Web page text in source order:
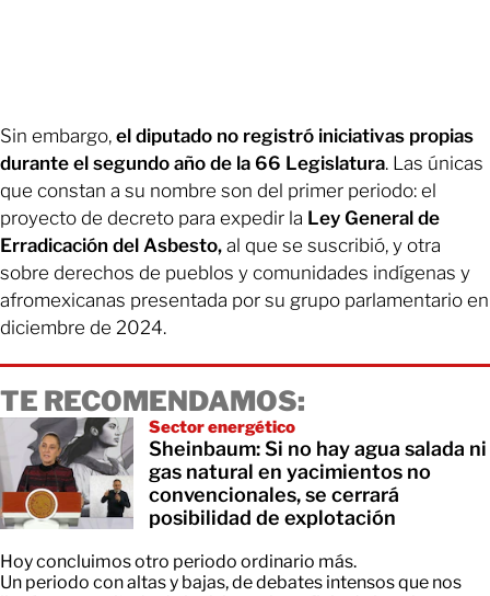
Sin embargo, el diputado no registró iniciativas propias
durante el segundo año de la 66 Legislatura. Las únicas
que constan a su nombre son del primer periodo: el
proyecto de decreto para expedir la Ley General de
Erradicación del Asbesto, al que se suscribió, y otra
sobre derechos de pueblos y comunidades indígenas y
afromexicanas presentada por su grupo parlamentario en
diciembre de 2024.
TE RECOMENDAMOS:
Sector energético
Sheinbaum: Si no hay agua salada ni
gas natural en yacimientos no
convencionales, se cerrará
posibilidad de explotación
Hoy concluimos otro periodo ordinario más.
Un periodo con altas y bajas, de debates intensos que nos